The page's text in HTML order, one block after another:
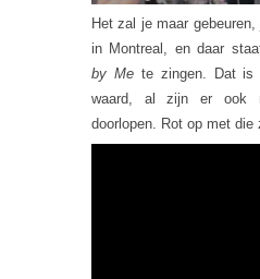
Het zal je maar
in Montreal, en daar
by Mete zingen. Dat is
waard, al zijn er ook
doorlopen. Rot op met die